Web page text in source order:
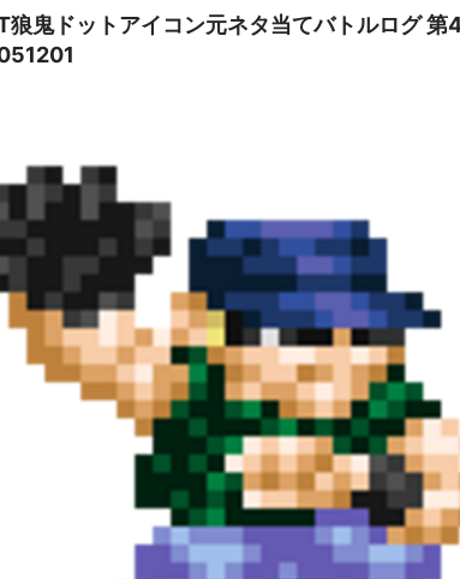
狼鬼ドットアイコン元ネタ当てバトルログ 第